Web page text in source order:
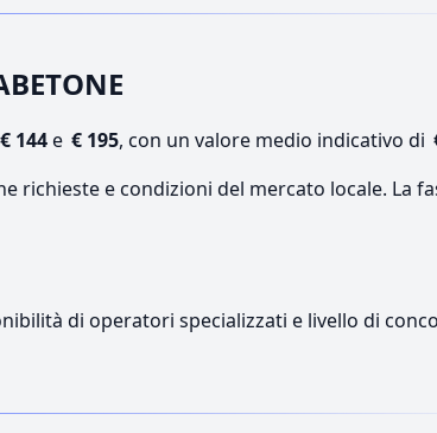
€ 144e € 195, con un valore medio indicativo di
richieste e condizioni del mercato locale. La
di operatori specializzati e livello di